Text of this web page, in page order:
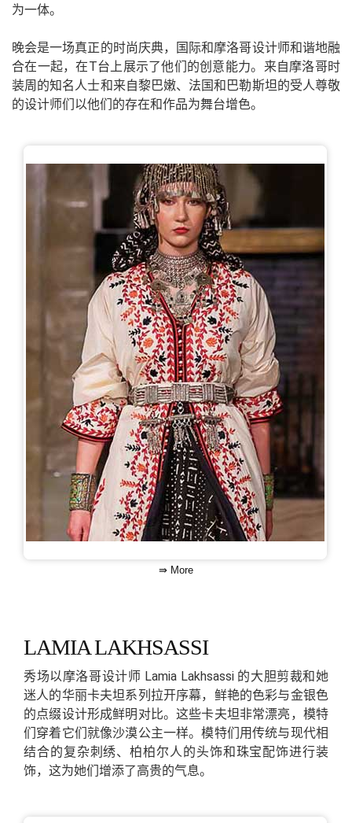
为一体。
晚会是一场真正的时尚庆典，国际和摩洛哥设计师和谐地融
合在一起，在T台上展示了他们的创意能力。来自摩洛哥时
装周的知名人士和来自黎巴嫩、法国和巴勒斯坦的受人尊敬
的设计师们以他们的存在和作品为舞台增色。
⇛ More
LAMIA LAKHSASSI
秀场以摩洛哥设计师 Lamia Lakhsassi 的大胆剪裁和她
迷人的华丽卡夫坦系列拉开序幕，鲜艳的色彩与金银色
的点缀设计形成鲜明对比。这些卡夫坦非常漂亮，模特
们穿着它们就像沙漠公主一样。模特们用传统与现代相
结合的复杂刺绣、柏柏尔人的头饰和珠宝配饰进行装
饰，这为她们增添了高贵的气息。